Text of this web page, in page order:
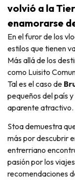
volvió a la
enamorarse
En el furor de los vlogs de viajes, aparecen todo tipo de
estilos que tienen
Más allá de los
como Luisito
Tal es el caso de
pequeños del país
aparente atractivo.
Stoa demuestra
más por descubrir
entrerriano
pasión por los
recomendaciones